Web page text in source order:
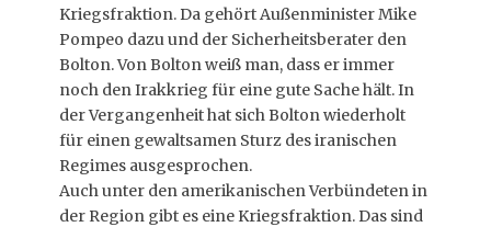
Kriegsfraktion. Da gehört Außenminister Mike
Pompeo dazu und der Sicherheitsberater den
Bolton. Von Bolton weiß man, dass er immer
noch den Irakkrieg für eine gute Sache hält. In
der Vergangenheit hat sich Bolton wiederholt
für einen gewaltsamen Sturz des iranischen
Regimes ausgesprochen.
Auch unter den amerikanischen Verbündeten in
der Region gibt es eine Kriegsfraktion. Das sind